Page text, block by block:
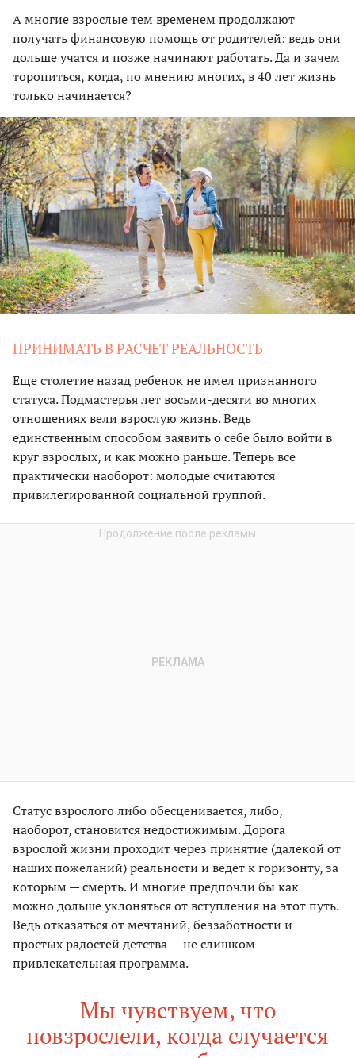
А многие взрослые тем временем продолжают
получать финансовую помощь от родителей: ведь они
дольше учатся и позже начинают работать. Да и зачем
торопиться, когда, по мнению многих, в 40 лет жизнь
только начинается?
ПРИНИМАТЬ В РАСЧЕТ РЕАЛЬНОСТЬ
Еще столетие назад ребенок не имел признанного
статуса. Подмастерья лет восьми-десяти во многих
отношениях вели взрослую жизнь. Ведь
единственным способом заявить о себе было войти в
круг взрослых, и как можно раньше. Теперь все
практически наоборот: молодые считаются
привилегированной социальной группой.
Статус взрослого либо обесценивается, либо,
наоборот, становится недостижимым. Дорога
взрослой жизни проходит через принятие (далекой от
наших пожеланий) реальности и ведет к горизонту, за
которым — смерть. И многие предпочли бы как
можно дольше уклоняться от вступления на этот путь.
Ведь отказаться от мечтаний, беззаботности и
простых радостей детства — не слишком
привлекательная программа.
Мы чувствуем, что
повзрослели, когда случается